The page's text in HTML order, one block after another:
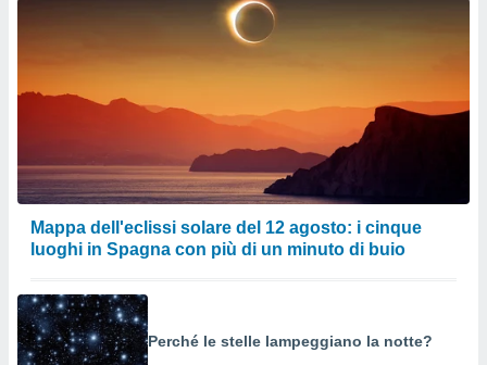
Mappa dell'eclissi solare del 12 agosto: i cinque
luoghi in Spagna con più di un minuto di buio
Perché le stelle lampeggiano la notte?